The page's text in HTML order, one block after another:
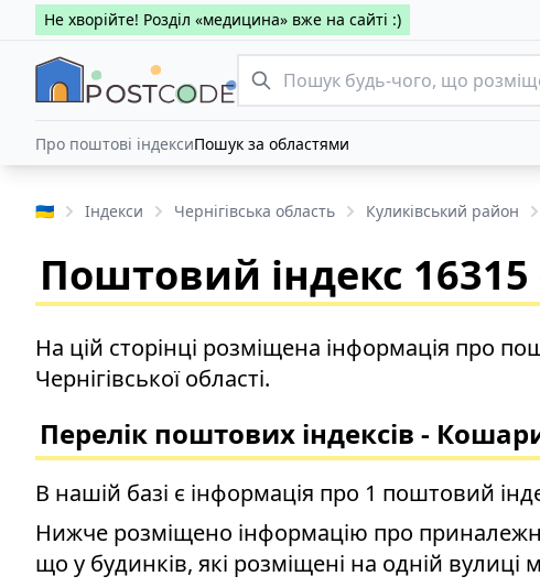
Не хворійте! Розділ «медицина» вже на сайті :)
Про поштові індексиПошук за областями
🇺🇦 Індекси Чернігівська область Куликівський район
Поштовий індекс
На цій сторінці розміщена інформація про
Чернігівської області.
Перелік поштових індексів -
В нашій базі є інформація про 1 поштовий
Нижче розміщено інформацію про
що у будинків, які розміщені на одній вулиці